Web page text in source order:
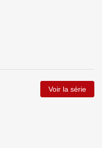
Voir la série